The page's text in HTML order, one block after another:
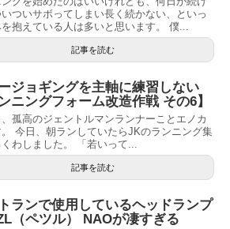
ついサボってしまい長く続かない、といっ
抱えている人は多いと思います。 僕...
記事を読む
ジョギングを主軸に練習しない
ンニングフォーム改造作戦 その6】
、孤高のジェントルマンランナーことエノカ
今日、朝ランしていたらJKのランニング集
くわしました。 「若いって...
記事を読む
ランで使用しているヘッドランプ
（ペツル） NAOが凄すぎる